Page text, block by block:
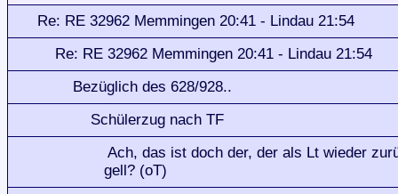
Re: RE 32962 Memmingen 20:41 - Lindau 21:54
Re: RE 32962 Memmingen 20:41 - Lindau 21:54
Bezüglich des 628/928..
Schülerzug nach TF
Ach, das ist doch der, der als Lt wieder
gell? (oT)